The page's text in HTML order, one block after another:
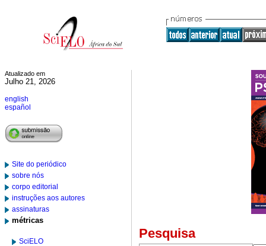
Atualizado em
Julho 21, 2026
english
español
Site do periódico
sobre nós
corpo editorial
instruções aos autores
assinaturas
métricas
SciELO
Pesquisa